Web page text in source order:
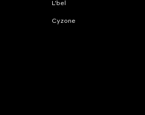
L'bel
Cyzone